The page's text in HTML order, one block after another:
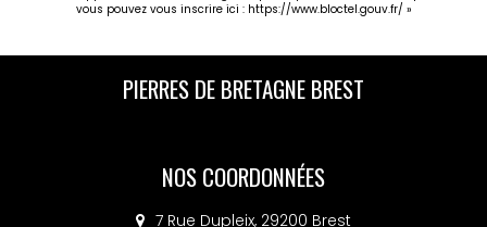
vous pouvez vous inscrire ici : https://www.bloctel.gouv.fr/ »
PIERRES DE BRETAGNE BREST
NOS COORDONNÉES
7 Rue Dupleix, 29200 Brest